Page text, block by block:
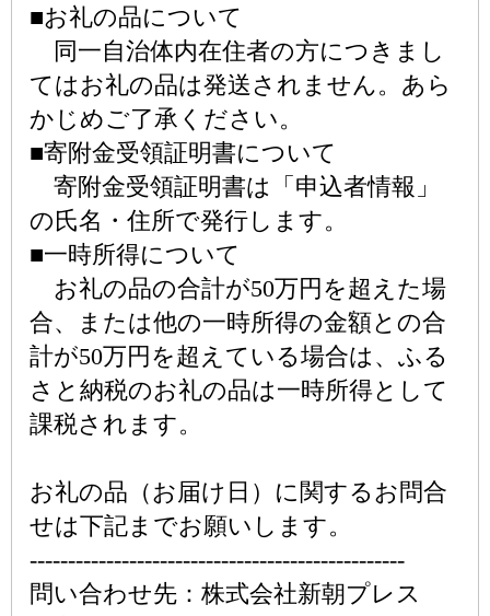
■お礼の品について
同一自治体内在住者の方につきまし
てはお礼の品は発送されません。あら
かじめご了承ください。
■寄附金受領証明書について
寄附金受領証明書は「申込者情報」
の氏名・住所で発行します。
■一時所得について
お礼の品の合計が50万円を超えた場
合、または他の一時所得の金額との合
計が50万円を超えている場合は、ふる
さと納税のお礼の品は一時所得として
課税されます。
お礼の品（お届け日）に関するお問合
せは下記までお願いします。
-------------------------------------------------
問い合わせ先：株式会社新朝プレス